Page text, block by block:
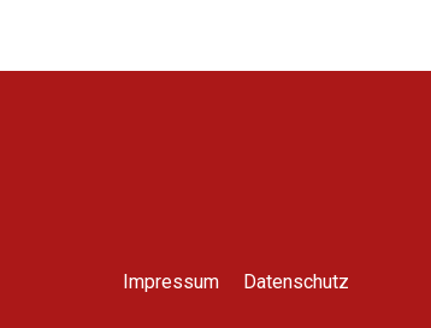
Impressum Datenschutz